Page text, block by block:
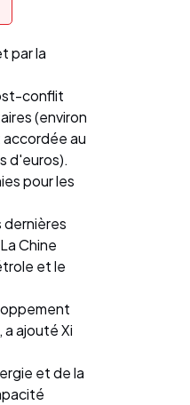
par la
conflit
(environ
accordée au
d'euros).
pour les
Chine
et le
ajouté Xi
et de la